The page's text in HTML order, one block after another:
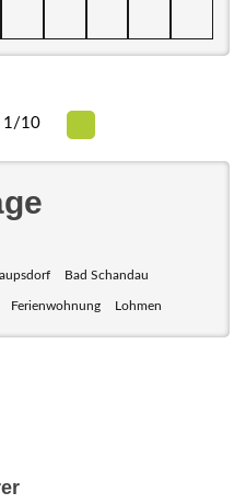
1/10
Bad Schandau
Ferienwohnung Lohmen